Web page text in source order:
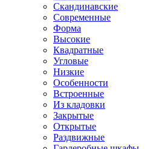
Скандинавские
Современные
Форма
Высокие
Квадратные
Угловые
Низкие
Особенности
Встроенные
Из кладовки
Закрытые
Открытые
Раздвижные